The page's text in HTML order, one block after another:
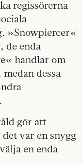
regissörerna
»Snowpiercer«
de enda
handlar om
dessa
gör att
var en snygg
en enda